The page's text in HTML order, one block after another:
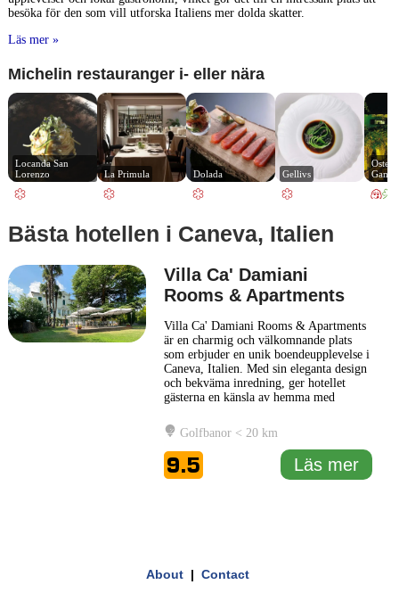
besöka för den som vill utforska Italiens mer dolda skatter.
Läs mer »
Michelin restauranger i- eller nära
Locanda San
Lorenzo
La Primula Dolada Gellivs
Bästa hotellen i Caneva, Italien
Villa Ca' Damiani
Rooms & Apartments
Villa Ca' Damiani Rooms & Apartments
är en charmig och välkomnande plats
som erbjuder en unik boendeupplevelse i
Caneva, Italien. Med sin eleganta design
och bekväma inredning, ger hotellet
gästerna en känsla av hemma med
lägenhet har noggrant utformats för att
skapa en avkopplande atmosfär, perfekt
för både korta och längre vistelser.
Hotellet ligger i en naturskön... Läs mer
Golfbanor < 20 km
9.5 Läs mer
About| Contact